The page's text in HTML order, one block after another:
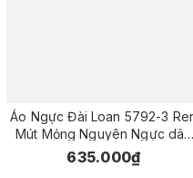
Áo Ngực Đài Loan 5792-3
Mút Mỏng Nguyên Ngực dây
liền Bảng lưng lớn ôm gọn
chuyên bra ngực lớn và hông
635.000₫